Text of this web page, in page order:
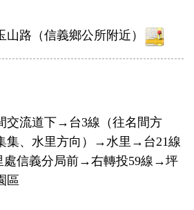
路（信義鄉公所附近）
交流道下→台3線（往名間方
集、水里方向）→水里→台21線
處信義分局前→右轉投59線→坪
區